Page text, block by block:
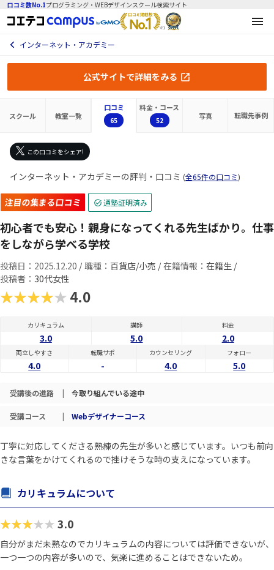
口コミ数No.1プログラミング・WEBデザインスクール検索サイト
インターネット・アカデミー
公式サイトで詳細をみる
スクール 教室一覧
口コミ
65
料金・コース
52 写真 転職先事例
この口コミをシェア!
インターネット・アカデミーの評判・口コミ (全65件の口コミ)
注目の集まる口コミ 通塾証明済み
初心者でも安心！親身になってくれる先生ばかり。仕事
をしながら学べる学校
投稿日：2025.12.20 / 職種： 百貨店/小売 / 在籍情報： 在籍生 /
投稿者： 30代女性
★★★★★4.0
カリキュラム
3.0
講師
5.0
料金
2.0
両立しやすさ
4.0
転職サポ
-
カウンセリング
4.0
フォロー
5.0
受講後の進路 | 今取り組んでいる途中
受講コース | Webデザイナーコース
丁寧に対応してくださる熟練の先生が多いと感じています。いつも前向
きな言葉をかけてくれるので挫けそうな時の支えになっています。
カリキュラムについて
★★★★★3.0
自分がまだ未熟なのでカリキュラムの内容については評価できないが、
一つ一つの内容が多いので、気楽に進めることはできないため。